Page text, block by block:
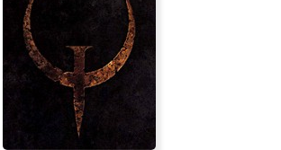
2 Fast Driver